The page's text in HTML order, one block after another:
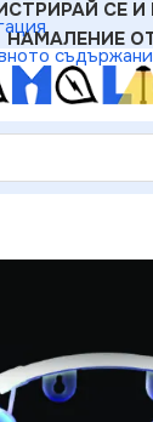
СЕ
НАМАЛЕНИЕ
USB бяло